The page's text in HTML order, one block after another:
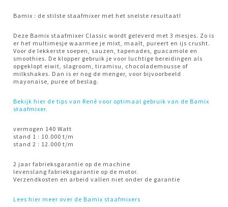
Bamix : de stilste staafmixer met het snelste resultaat!
Deze Bamix staafmixer Classic wordt geleverd met 3 mesjes. Zo is
er het multimesje waarmee je mixt, maalt, pureert en ijs crusht.
Voor de lekkerste soepen, sauzen, tapenades, guacamole en
smoothies. De klopper gebruik je voor luchtige bereidingen als
opgeklopt eiwit, slagroom, tiramisu, chocolademousse of
milkshakes. Dan is er nog de menger, voor bijvoorbeeld
mayonaise, puree of beslag.
Bekijk hier de tips van René voor optimaal gebruik van de Bamix
staafmixer.
vermogen 140 Watt
stand 1 : 10.000 t/m
stand 2 : 12.000 t/m
2 jaar fabrieksgarantie op de machine
levenslang fabrieksgarantie op de motor.
Verzendkosten en arbeid vallen niet onder de garantie
Lees hier meer over de Bamix staafmixers